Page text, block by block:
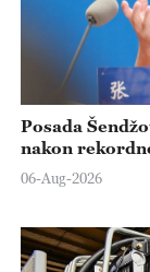
Posada
nakon
06-Aug-2026